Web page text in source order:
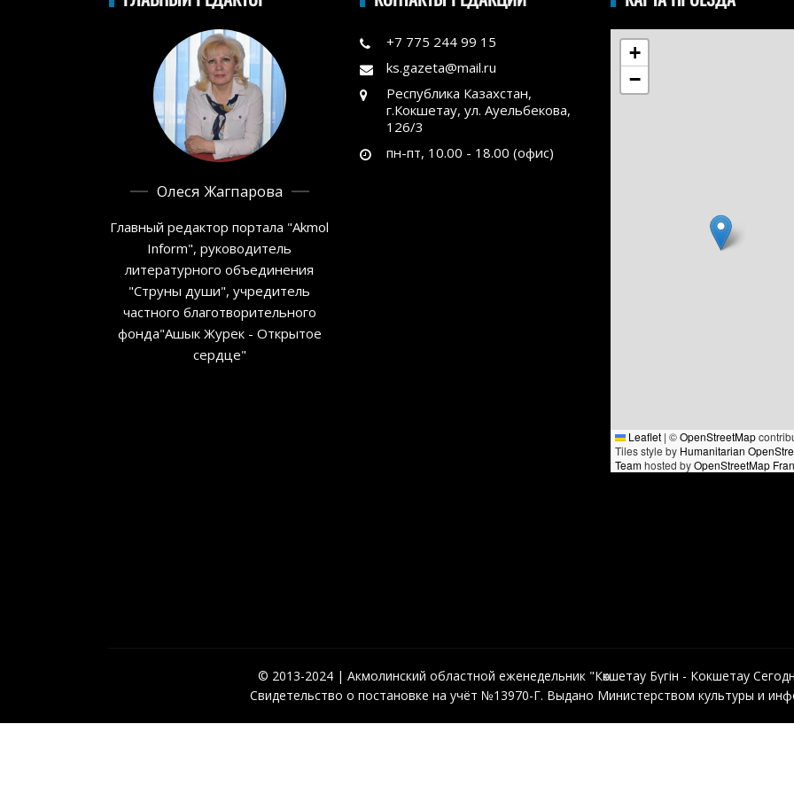
Олеся Жагпарова
Главный редактор портала "Akmol
Inform", руководитель
литературного объединения
"Струны души", учредитель
частного благотворительного
фонда"Ашык Журек - Открытое
сердце"
+7 775 244 99 15
ks.gazeta@mail.ru
Республика Казахстан,
г.Кокшетау, ул. Ауельбекова,
126/3
пн-пт, 10.00 - 18.00 (офис)
+
−
Leaflet | ©OpenStreetMap
Tiles style by Humanitarian
Teamhosted byOpenStreetMap
© 2013-2024 | Акмолинский областной еженедельник "Көкшетау Бүгін - Кокшетау
Свидетельство о постановке на учёт №13970-Г. Выдано Министерством культуры и